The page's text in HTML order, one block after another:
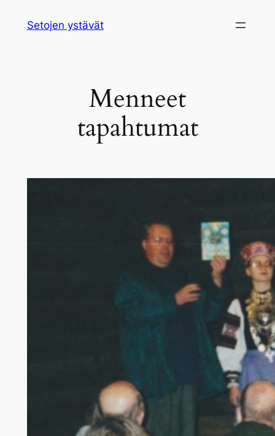
sisältöön
Setojen ystävät
Menneet
tapahtumat